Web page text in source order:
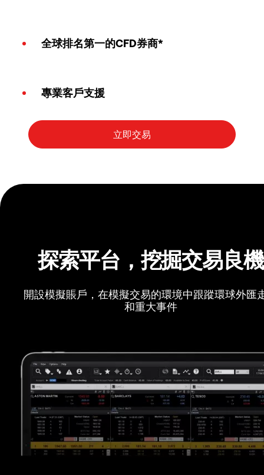
全球排名第一的CFD券商*
專業客戶支援
探索平台，挖掘交易良機
開設模擬賬戶，在模擬交易的環境中跟蹤環球外匯
和重大事件